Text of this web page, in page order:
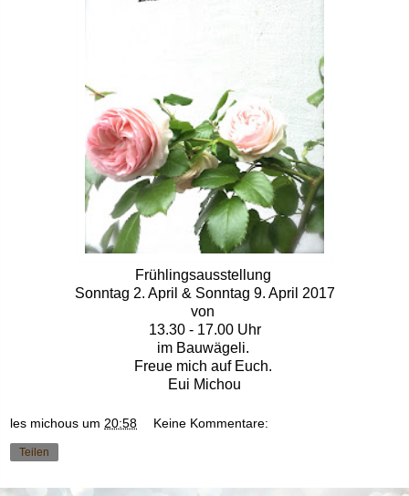
Frühlingsausstellung
Sonntag 2. April & Sonntag 9. April 2017
von
13.30 - 17.00 Uhr
im Bauwägeli.
Freue mich auf Euch.
Eui Michou
les michous um 20:58 Keine Kommentare:
Teilen